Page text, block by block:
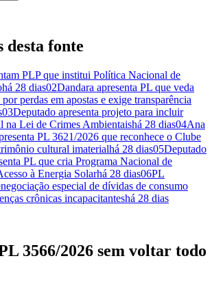
desta fonte
PLP que institui Política Nacional de
há 28 dias02Dandara apresenta PL que veda
perdas em apostas e exige transparência
03Deputado apresenta projeto para incluir
na Lei de Crimes Ambientaishá 28 dias04Ana
PL 3621/2026 que reconhece o Clube
cultural imaterialhá 28 dias05Deputado
PL que cria Programa Nacional de
à Energia Solarhá 28 dias06PL
especial de dívidas de consumo
crônicas incapacitanteshá 28 dias
3566/2026 sem voltar todo